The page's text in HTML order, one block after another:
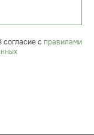
согласие с правилами